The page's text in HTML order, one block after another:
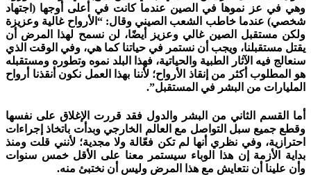
وهي في عز نموها في الصين عندما كانت في أعلى أوجها (اجتهاد
شخصي) عندما خاطب الشعب الصيني وقال: “الأرواح غالية وعزيزة
ولكن مستقبل الصين غالي وعزيز أيضًا، لن نسمح لهذا المرض أن
يقتل مستقبلنا، ويجب أن نستمر في حياتنا كما هي، وفي الوقت الذي
سنعالج فيه الآثار الطبية والحياتية، فهذا البلد نموه وتطوره ومستقبله
هو المطلوب أكثر من إنقاذ الأرواح؛ لأننا بهذا العمل نكون أنقذنا أرواح
المليارات من البشر في المستقبل”.
أما القسم الثاني من البشر والدول فقد قررت الإغلاق على نفسها
وقطع جميع سبل التواصل مع العالم الخارجي وبدأت باتخاذ إجراءات
احترازية، وفي نظري أنها لم تكن فعّالة ولا مجدية؛ لأنني قلت ومنذ
بداية الأزمة إن هذا الوباء سيستمر معنا على الأقل خمس سنوات
وأن علينا أن نتعايش مع هذا المرض وليس أن نختبئ منه.